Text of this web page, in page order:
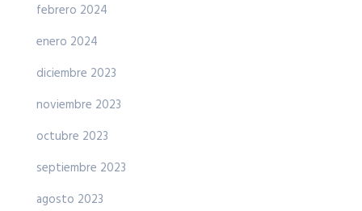
febrero 2024
enero 2024
diciembre 2023
noviembre 2023
octubre 2023
septiembre 2023
agosto 2023